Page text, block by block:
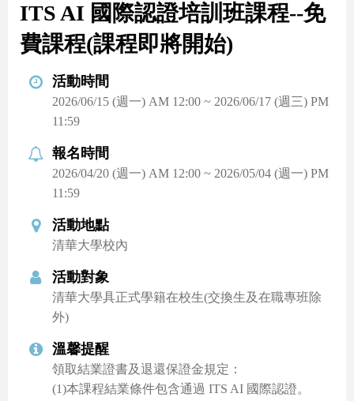
ITS AI 國際認證培訓班課程--免
費課程(課程即將開始)
活動時間
2026/06/15 (週一) AM 12:00 ~ 2026/06/17 (週三) PM
11:59
報名時間
2026/04/20 (週一) AM 12:00 ~ 2026/05/04 (週一) PM
11:59
活動地點
清華大學校內
活動對象
清華大學具正式學籍在校生(交換生及在職專班除
外)
溫馨提醒
領取結業證書及退還保證金規定：
(1)本課程結業條件包含通過 ITS AI 國際認證。